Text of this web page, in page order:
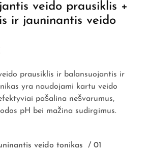
veido prausiklis +
ir jauninantis veido
prausiklis ir balansuojantis ir
yra naudojami kartu veido
pašalina nešvarumus,
pH bei mažina sudirgimus.
veido tonikas / 01